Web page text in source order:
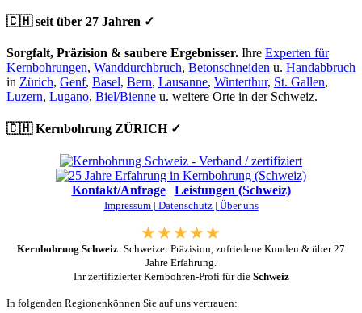
🇨🇭 seit über 27 Jahren ✓
Sorgfalt, Präzision & saubere Ergebnisser. Ihre Experten für
Kernbohrungen, Wanddurchbruch, Betonschneiden u. Handabbruch
in Zürich, Genf, Basel, Bern, Lausanne, Winterthur, St. Gallen,
Luzern, Lugano, Biel/Bienne u. weitere Orte in der Schweiz.
🇨🇭 Kernbohrung ZÜRICH ✓
Kontakt/Anfrage| Leistungen (Schweiz)
Impressum | Datenschutz | Über uns
Kernbohrung Schweiz: Schweizer Präzision, zufriedene Kunden & über 27
Jahre Erfahrung.
Ihr zertifizierter Kernbohren-Profi für die Schweiz
In folgenden Regionenkönnen Sie auf uns vertrauen: